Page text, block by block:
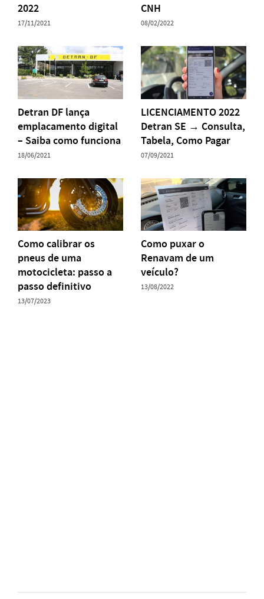
2022
17/11/2021
CNH
08/02/2022
Detran DF lança
emplacamento digital
– Saiba como funciona
18/06/2021
LICENCIAMENTO 2022
Detran SE → Consulta,
Tabela, Como Pagar
07/09/2021
Como calibrar os
pneus de uma
motocicleta: passo a
passo definitivo
13/07/2023
Como puxar o
Renavam de um
veículo?
13/08/2022